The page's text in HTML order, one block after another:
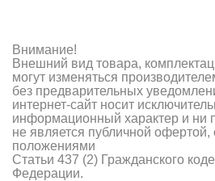
Внимание!
Внешний вид товара,
могут изменяться
без предварительных
интернет-сайт носит
информационный характер и ни
не является публичной
положениями
Статьи 437 (2) Гражданского
Федерации.